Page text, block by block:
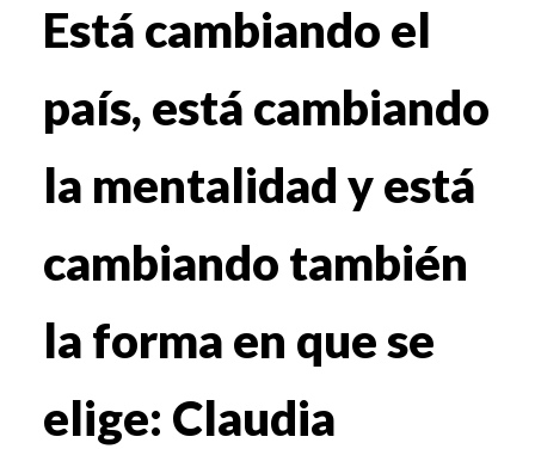
Está cambiando el
país, está cambiando
la mentalidad y está
cambiando también
la forma en que se
elige: Claudia